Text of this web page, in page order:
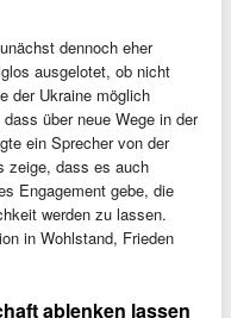
dennoch eher
ausgelotet, ob nicht
der Ukraine möglich
über neue Wege in der
ein Sprecher von der
zeige, dass es auch
Engagement gebe, die
werden zu lassen.
in Wohlstand, Frieden
ablenken lassen